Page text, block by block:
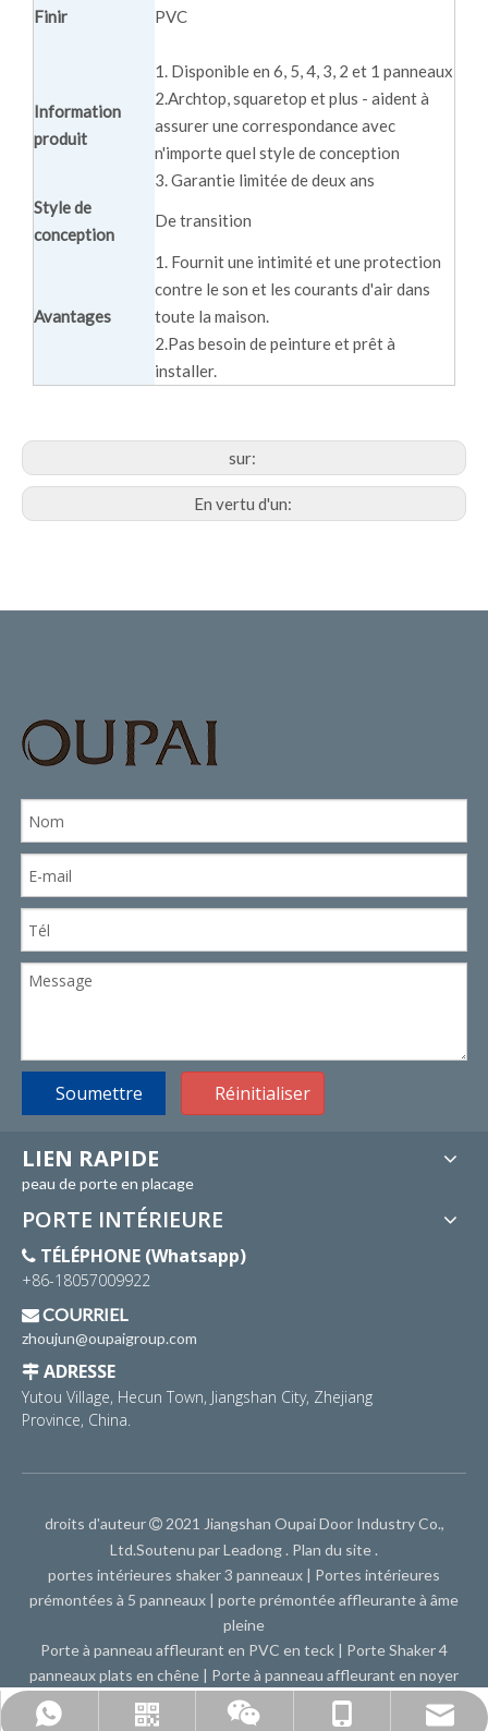
Finir
PVC
Information
produit
1. Disponible en 6, 5, 4, 3, 2 et 1 panneaux
2.Archtop, squaretop et plus - aident à
assurer une correspondance avec
n'importe quel style de conception
3. Garantie limitée de deux ans
Style de
conception
De transition
Avantages
1. Fournit une intimité et une protection
contre le son et les courants d'air dans
toute la maison.
2.Pas besoin de peinture et prêt à
installer.
sur:
En vertu d'un:
Soumettre Réinitialiser
LIEN RAPIDE
peau de porte en placage
PORTE INTÉRIEURE
 TÉLÉPHONE (Whatsapp)
+86-18057009922
COURRIEL
zhoujun@oupaigroup.com
 ADRESSE
Yutou Village, Hecun Town, Jiangshan City, Zhejiang
Province, China.
WhatsApp
Doubler
WeChat
+86-18057009922
zhoujun@oupaigroup.com
droits d'auteur 2021 Jiangshan Oupai Door Industry Co.,
Ltd.Soutenu parLeadong . Plan du site .
portes intérieures shaker 3 panneaux | Portes intérieures
prémontées à 5 panneaux | porte prémontée affleurante à âme
pleine
Porte à panneau affleurant en PVC en teck | Porte Shaker 4
panneaux plats en chêne | Porte à panneau affleurant en noyer